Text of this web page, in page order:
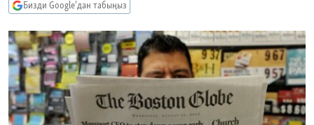
ЭКСПЕРТТЕР ТАЛДАЙТ
БИЗ ЖАНА ДҮЙНӨ
ДАНИСТЕ
ЭЖЕ-СИҢДИЛЕР
АЗАТТЫК+
ӨЗГӨЧӨ ПИКИР
Русский
ОНЛАЙН ШЕРИНЕ
Бизди Google'дан табыңыз